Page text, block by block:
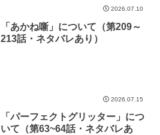
2026.07.10
「あかね噺」について（第209～
213話・ネタバレあり）
2026.07.15
「パーフェクトグリッター」につ
いて（第63~64話・ネタバレあ